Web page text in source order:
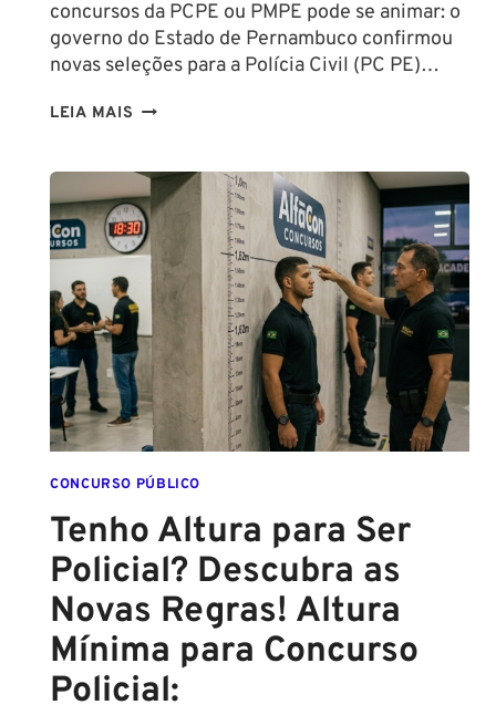
concursos da PCPE ou PMPE pode se animar: o
governo do Estado de Pernambuco confirmou
novas seleções para a Polícia Civil (PC PE)…
LEIA MAIS CONCURSOS
PMPE
2026:
ATÉ
FINAL
DESTE
ANO!
CONCURSO PÚBLICO
Tenho Altura para Ser
Policial? Descubra as
Novas Regras! Altura
Mínima para Concurso
Policial: